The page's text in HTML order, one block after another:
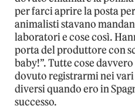
per farci aprire la posta
animalisti stavano
laboratori e cose così.
porta del produttore con
baby!”. Tutte cose
dovuto registrarmi nei
diversi quando ero in
successo.